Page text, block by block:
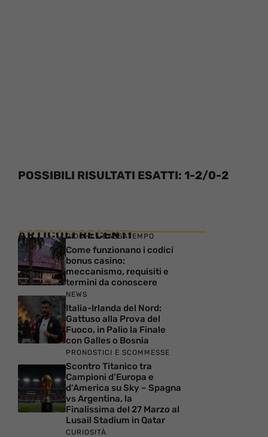
POSSIBILI RISULTATI ESATTI: 1-2/0-2
ARTICOLI RECENTI
GIOCHI E PASSATEMPO
Come funzionano i codici
bonus casino:
meccanismo, requisiti e
termini da conoscere
NEWS
Italia-Irlanda del Nord:
Gattuso alla Prova del
Fuoco, in Palio la Finale
con Galles o Bosnia
PRONOSTICI E SCOMMESSE
Scontro Titanico tra
Campioni d’Europa e
d’America su Sky – Spagna
vs Argentina, la
Finalissima del 27 Marzo al
Lusail Stadium in Qatar
CURIOSITÀ